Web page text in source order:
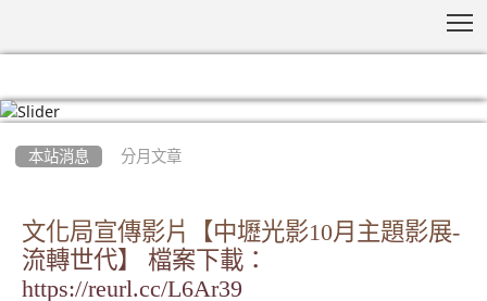
本站消息 分月文章
文化局宣傳影片【中壢光影10月主題影展-
流轉世代】 檔案下載：
https://reurl.cc/L6Ar39